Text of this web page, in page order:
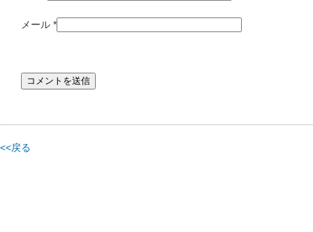
メール *
<<戻る